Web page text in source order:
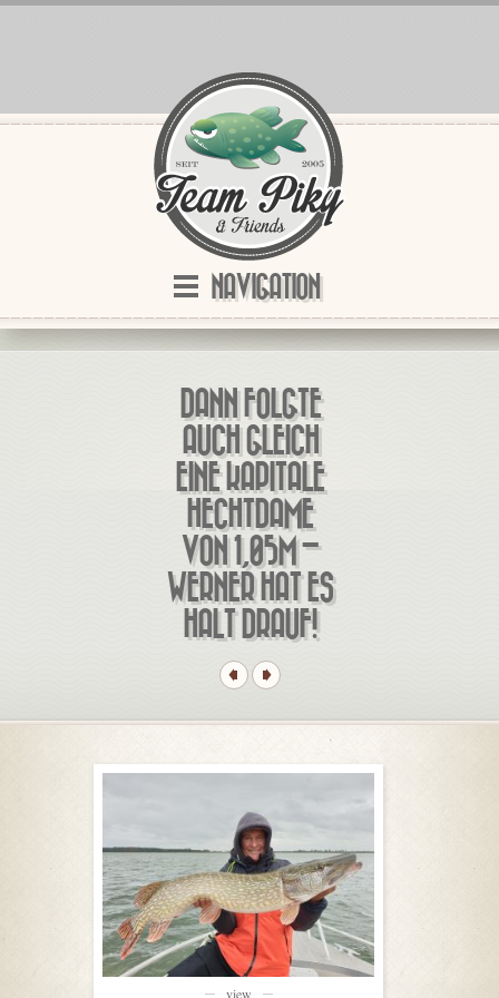
NAVIGATION
DANN FOLGTE
AUCH GLEICH
EINE KAPITALE
HECHTDAME
VON 1,05M –
WERNER HAT ES
HALT DRAUF!
view